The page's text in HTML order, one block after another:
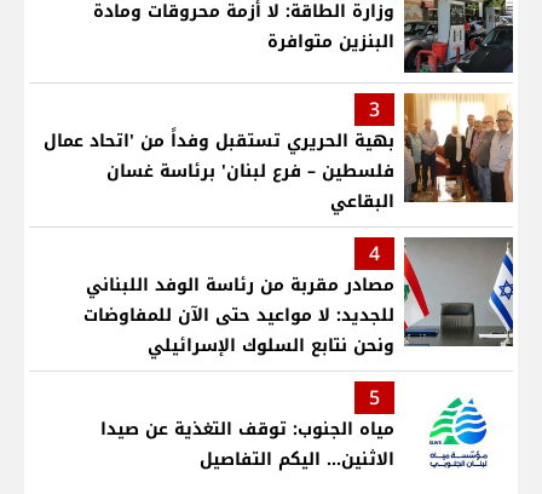
وزارة الطاقة: لا أزمة محروقات ومادة
البنزين متوافرة
3
بهية الحريري تستقبل وفداً من 'اتحاد عمال
فلسطين – فرع لبنان' برئاسة غسان
البقاعي
4
مصادر مقربة من رئاسة الوفد اللبناني
للجديد: لا مواعيد حتى الآن للمفاوضات
ونحن نتابع السلوك الإسرائيلي
5
مياه الجنوب: توقف التغذية عن صيدا
الاثنين... اليكم التفاصيل